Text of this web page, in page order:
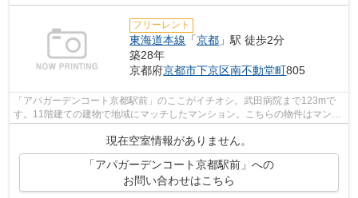
フリーレント
東海道本線 「京都 」駅 徒歩2分
築28年
京都府京都市下京区南不動堂町805
「アパガーデンコート京都駅前」のここがイチオシ。武田病院まで123mで
す。11階建ての建物で地域にマッチしたマンション。こちらの物件はマンシ
ョンです。当社スタッフが地域の賃貸情...
現在空室情報がありません。
「アパガーデンコート京都駅前」への
お問い合わせはこちら